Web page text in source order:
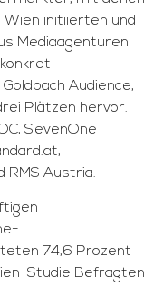
Wien initiierten und
Mediaagenturen
Audience,
Plätzen hervor.
SevenOne
RMS Austria.
74,6 Prozent
Studie Befragten